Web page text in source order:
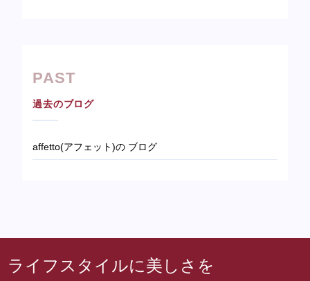
PAST
過去のブログ
affetto(アフェット)の ブログ
ライフスタイルに美しさを